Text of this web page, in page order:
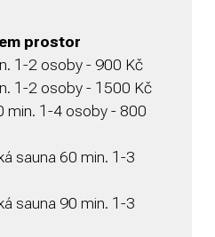
prostor
1-2 osoby - 900 Kč
1-2 osoby - 1500 Kč
min. 1-4 osoby - 800
sauna 60 min. 1-3
sauna 90 min. 1-3